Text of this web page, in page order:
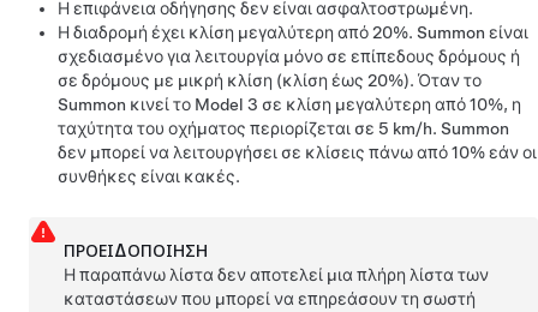
Η επιφάνεια οδήγησης δεν είναι ασφαλτοστρωμένη.
Η διαδρομή έχει κλίση μεγαλύτερη από 20%. Summon είναι
σχεδιασμένο για λειτουργία μόνο σε επίπεδους δρόμους ή
σε δρόμους με μικρή κλίση (κλίση έως 20%). Όταν το
Summon κινεί το Model 3 σε κλίση μεγαλύτερη από 10%, η
ταχύτητα του οχήματος περιορίζεται σε 5 km/h. Summon
δεν μπορεί να λειτουργήσει σε κλίσεις πάνω από 10% εάν οι
συνθήκες είναι κακές.
ΠΡΟΕΙΔΟΠΟΊΗΣΗ
Η παραπάνω λίστα δεν αποτελεί μια πλήρη λίστα των
καταστάσεων που μπορεί να επηρεάσουν τη σωστή